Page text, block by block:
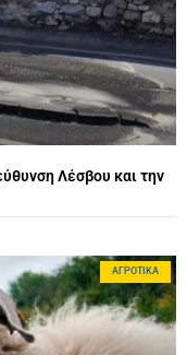
Λέσβου και την
ΑΓΡΟΤΙΚΆ